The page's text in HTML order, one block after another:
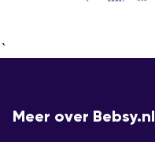
`
Meer over Bebsy.nl